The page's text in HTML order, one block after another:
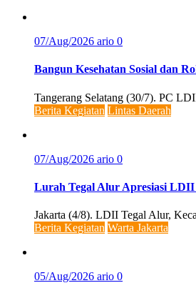
07/Aug/2026 ario 0
Bangun Kesehatan Sosial dan
Tangerang Selatang (30/7). PC
Berita Kegiatan Lintas Daerah
07/Aug/2026 ario 0
Lurah Tegal Alur Apresiasi LDII
Jakarta (4/8). LDII Tegal Alur,
Berita Kegiatan Warta Jakarta
05/Aug/2026 ario 0